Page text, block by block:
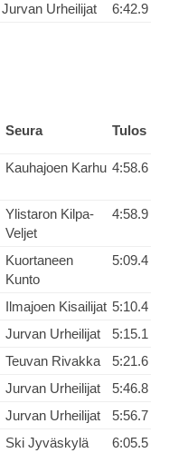
Jurvan Urheilijat 6:42.9
Seura Tulos
Kauhajoen Karhu 4:58.6
Ylistaron Kilpa-
Veljet
4:58.9
Kuortaneen
Kunto
5:09.4
Ilmajoen Kisailijat 5:10.4
Jurvan Urheilijat
5:15.1
Teuvan Rivakka
5:21.6
Jurvan Urheilijat
5:46.8
Jurvan Urheilijat
5:56.7
Ski Jyväskylä
6:05.5